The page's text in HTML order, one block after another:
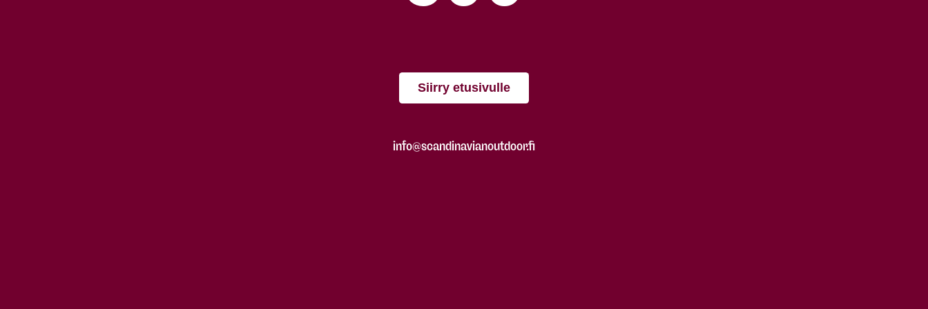
Siirry etusivulle
info@scandinavianoutdoor.fi